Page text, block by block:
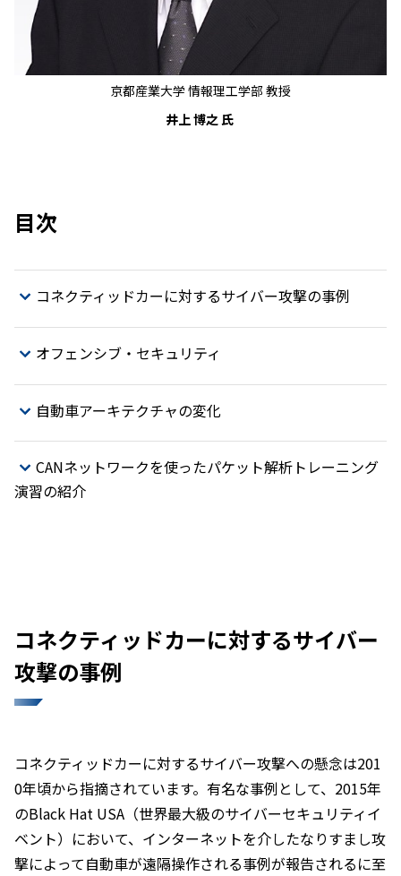
京都産業大学 情報理工学部 教授
井上 博之 氏
目次
コネクティッドカーに対するサイバー攻撃の事例
オフェンシブ・セキュリティ
自動車アーキテクチャの変化
CANネットワークを使ったパケット解析トレーニング
演習の紹介
コネクティッドカーに対するサイバー
攻撃の事例
コネクティッドカーに対するサイバー攻撃への懸念は201
0年頃から指摘されています。有名な事例として、2015年
のBlack Hat USA（世界最大級のサイバーセキュリティイ
ベント）において、インターネットを介したなりすまし攻
撃によって自動車が遠隔操作される事例が報告されるに至